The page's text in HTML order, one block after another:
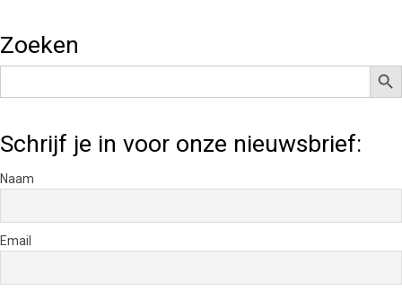
Zoeken
Zoek
Schrijf je in voor onze nieuwsbrief:
Naam
Email